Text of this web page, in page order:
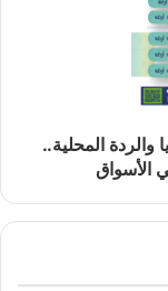
المحلية..
الأسواق